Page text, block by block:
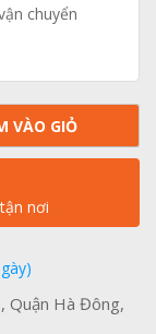
chuyển
VÀO GIỎ
nơi
Quận Hà Đông,